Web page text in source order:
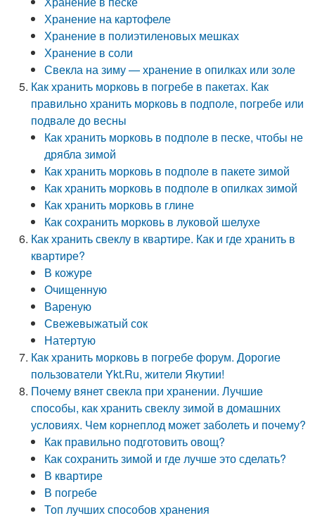
Хранение на картофеле
Хранение в полиэтиленовых мешках
Хранение в соли
Свекла на зиму — хранение в опилках или золе
Как хранить морковь в погребе в пакетах. Как
правильно хранить морковь в подполе, погребе или
подвале до весны
Как хранить морковь в подполе в песке, чтобы не
дрябла зимой
Как хранить морковь в подполе в пакете зимой
Как хранить морковь в подполе в опилках зимой
Как хранить морковь в глине
Как сохранить морковь в луковой шелухе
Как хранить свеклу в квартире. Как и где хранить в
квартире?
В кожуре
Очищенную
Вареную
Свежевыжатый сок
Натертую
Как хранить морковь в погребе форум. Дорогие
пользователи Ykt.Ru, жители Якутии!
Почему вянет свекла при хранении. Лучшие
способы, как хранить свеклу зимой в домашних
условиях. Чем корнеплод может заболеть и почему?
Как правильно подготовить овощ?
Как сохранить зимой и где лучше это сделать?
В квартире
В погребе
Топ лучших способов хранения